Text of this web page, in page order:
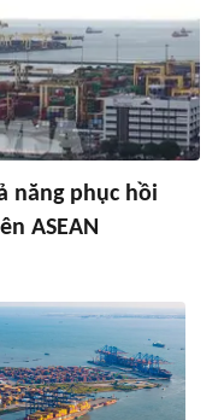
năng phục hồi
ASEAN